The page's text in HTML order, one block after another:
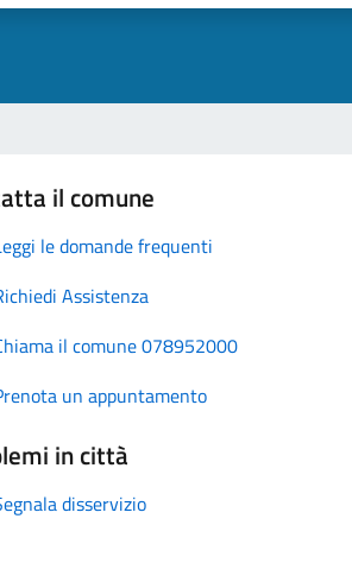
il comune
le domande frequenti
Assistenza
il comune 078952000
un appuntamento
in città
disservizio